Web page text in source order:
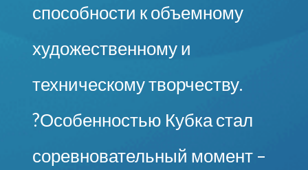
способности к объемному
художественному и
техническому творчеству.
?Особенностью Кубка стал
соревновательный момент –